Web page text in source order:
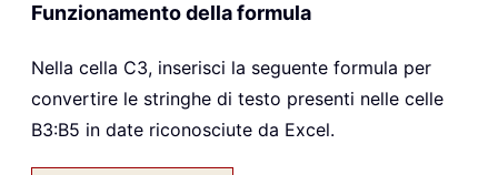
Funzionamento della formula
Nella cella C3, inserisci la seguente formula per
convertire le stringhe di testo presenti nelle celle
B3:B5 in date riconosciute da Excel.